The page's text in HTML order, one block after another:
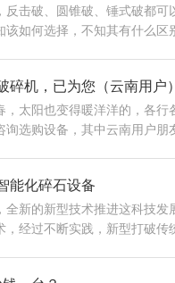
击破、圆锥破、锤式破都可
该如何选择，不知其有什么区
碎机，已为您（云南用户
太阳也变得暖洋洋的，各行
选购设备，其中云南用户朋
能化碎石设备
全新的新型技术推进这科技发
经过不断实践，新型打破传